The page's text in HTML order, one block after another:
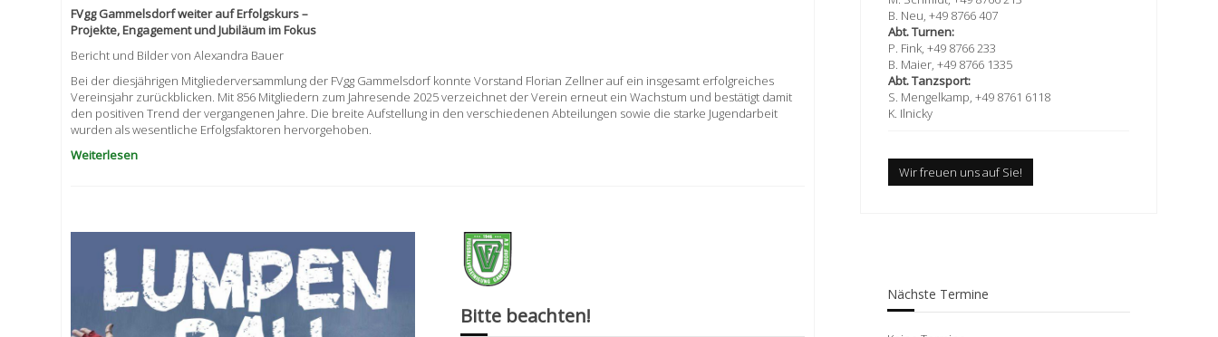
FVgg Gammelsdorf weiter auf Erfolgskurs –
Projekte, Engagement und Jubiläum im Fokus
Bericht und Bilder von Alexandra Bauer
Bei der diesjährigen Mitgliederversammlung der FVgg Gammelsdorf konnte Vorstand Florian Zellner auf ein insgesamt erfolgreiches
Vereinsjahr zurückblicken. Mit 856 Mitgliedern zum Jahresende 2025 verzeichnet der Verein erneut ein Wachstum und bestätigt damit
den positiven Trend der vergangenen Jahre. Die breite Aufstellung in den verschiedenen Abteilungen sowie die starke Jugendarbeit
wurden als wesentliche Erfolgsfaktoren hervorgehoben.
Weiterlesen
Bitte beachten!
B. Neu, +49 8766 407
Abt. Turnen:
P. Fink, +49 8766 233
B. Maier, +49 8766 1335
Abt. Tanzsport:
S. Mengelkamp, +49 8761 6118
K. Ilnicky
Wir freuen uns auf Sie!
Nächste Termine